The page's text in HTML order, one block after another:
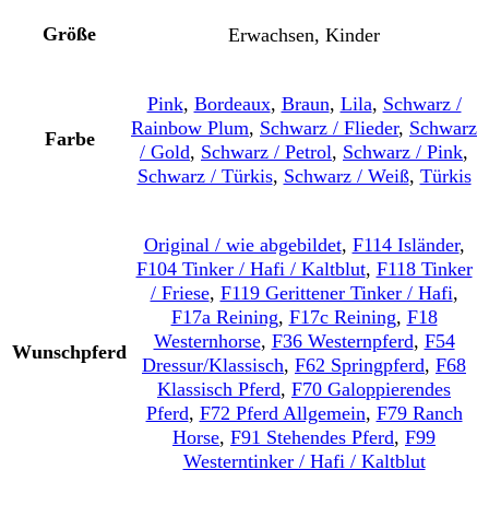
Größe Erwachsen, Kinder
Farbe
Pink, Bordeaux, Braun, Lila, Schwarz /
Rainbow Plum, Schwarz / Flieder, Schwarz
/ Gold, Schwarz / Petrol, Schwarz / Pink,
Schwarz / Türkis, Schwarz / Weiß, Türkis
Wunschpferd
Original / wie abgebildet, F114 Isländer,
F104 Tinker / Hafi / Kaltblut, F118 Tinker
/ Friese, F119 Gerittener Tinker / Hafi,
F17a Reining, F17c Reining, F18
Westernhorse, F36 Westernpferd, F54
Dressur/Klassisch, F62 Springpferd, F68
Klassisch Pferd, F70 Galoppierendes
Pferd, F72 Pferd Allgemein, F79 Ranch
Horse, F91 Stehendes Pferd, F99
Westerntinker / Hafi / Kaltblut